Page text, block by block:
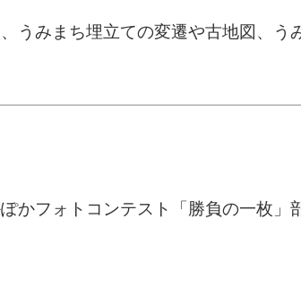
うみまち埋立ての変遷や古地図、う
かフォトコンテスト「勝負の一枚」